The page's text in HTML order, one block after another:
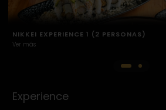
NIKKEI EXPERIENCE 2 (2 PERSONAS)
Ver más
Experience